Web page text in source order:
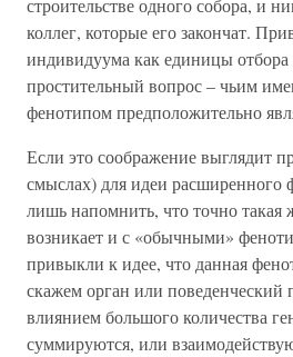
строительстве одного собора, и
коллег, которые его закончат.
индивидуума как единицы отбора
простительный вопрос – чьим
фенотипом предположительно
Если это соображение выглядит
смыслах) для идеи расширенного
лишь напомнить, что точно такая
возникает и с «обычными»
привыкли к идее, что данная
скажем орган или поведенческий
влиянием большого количества
суммируются, или